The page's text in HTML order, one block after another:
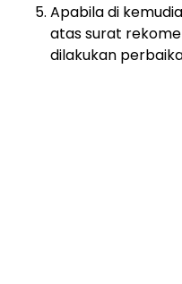
Apabila di
atas surat
dilakukan